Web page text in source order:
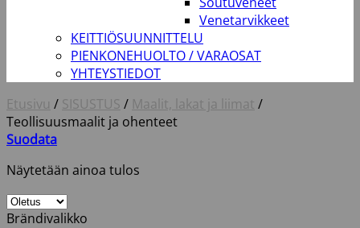
Venetarvikkeet
KEITTIÖSUUNNITTELU
PIENKONEHUOLTO / VARAOSAT
YHTEYSTIEDOT
Etusivu / SISUSTUS / Maalit, lakat ja liimat /
Teollisuusmaalit ja ohenteet
Suodata
Näytetään ainoa tulos
Brändivalikko